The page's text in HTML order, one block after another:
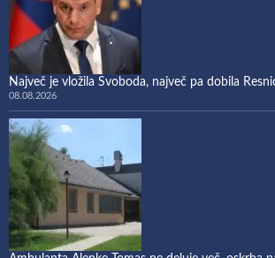
Največ je vložila Svoboda, največ pa dobila
08.08.2026